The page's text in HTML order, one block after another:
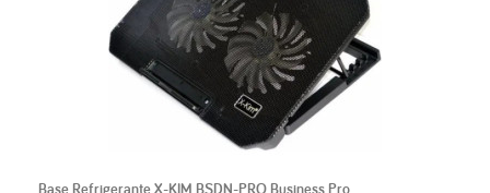
Base Refrigerante X-KIM BSDN-PRO Business Pro